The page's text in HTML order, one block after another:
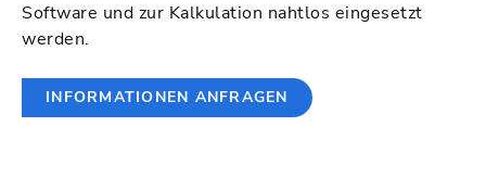
Software und zur Kalkulation nahtlos eingesetzt
werden.
INFORMATIONEN ANFRAGEN